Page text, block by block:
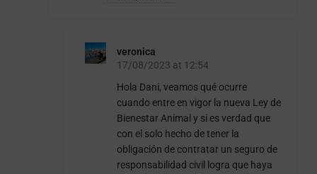
veronica
17/08/2023 at 12:54
Hola Dani, veamos qué ocurre
cuando entre en vigor la nueva Ley de
Bienestar Animal y si es verdad que
con el solo hecho de tener la
obligación de contratar un seguro de
responsabilidad civil logra que haya